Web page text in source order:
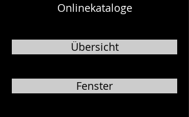
Onlinekataloge
Übersicht
Fenster